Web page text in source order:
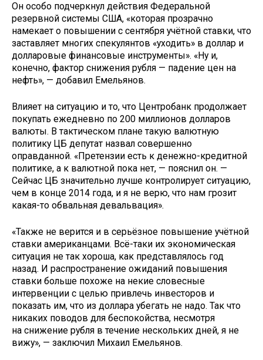
Он особо подчеркнул действия Федеральной
резервной системы США, «которая прозрачно
намекает о повышении с сентября учётной ставки, что
заставляет многих спекулянтов «уходить» в доллар и
долларовые финансовые инструменты». «Ну и,
конечно, фактор снижения рубля — падение цен на
нефть», — добавил Емельянов.
Влияет на ситуацию и то, что Центробанк продолжает
покупать ежедневно по 200 миллионов долларов
валюты. В тактическом плане такую валютную
политику ЦБ депутат назвал совершенно
оправданной. «Претензии есть к денежно-кредитной
политике, а к валютной пока нет, — пояснил он. —
Сейчас ЦБ значительно лучше контролирует ситуацию,
чем в конце 2014 года, и я не верю, что нам грозит
какая-то обвальная девальвация».
«Также не верится и в серьёзное повышение учётной
ставки американцами. Всё-таки их экономическая
ситуация не так хороша, как представлялось год
назад. И распространение ожиданий повышения
ставки больше похоже на некие словесные
интервенции с целью привлечь инвесторов и
показать им, что из доллара убегать не надо. Так что
никаких поводов для беспокойства, несмотря
на снижение рубля в течение нескольких дней, я не
вижу», — заключил Михаил Емельянов.